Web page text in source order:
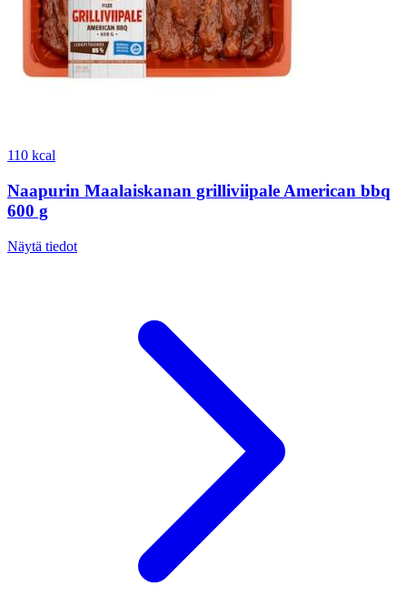
110 kcal
Naapurin Maalaiskanan grilliviipale American bbq
600 g
Näytä tiedot